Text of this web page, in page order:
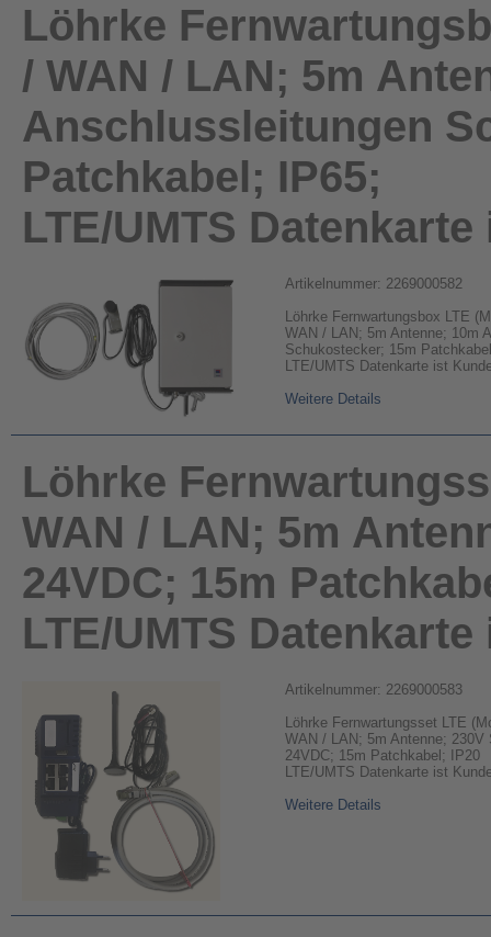
Löhrke
/ WAN / LAN; 5m
Anschlussleitungen
Patchkabel; IP65;
LTE/UMTS
Artikelnummer: 2269000582
Löhrke Fernwartungsbox LTE
WAN / LAN; 5m Antenne; 10m
Schukostecker; 15m
LTE/UMTS Datenkarte ist
Weitere Details
Löhrke
WAN / LAN; 5m
24VDC; 15m
LTE/UMTS
Artikelnummer: 2269000583
Löhrke Fernwartungsset LTE
WAN / LAN; 5m Antenne; 230V
24VDC; 15m Patchkabel; IP20
LTE/UMTS Datenkarte ist
Weitere Details